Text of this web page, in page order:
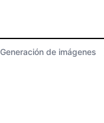
Generación de imágenes